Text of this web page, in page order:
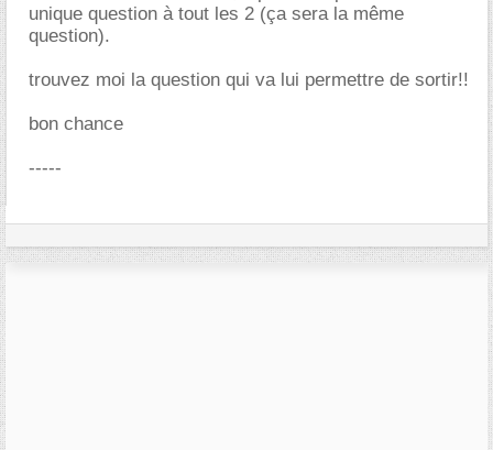
unique question à tout les 2 (ça sera la même
question).
trouvez moi la question qui va lui permettre de sortir!!
bon chance
-----